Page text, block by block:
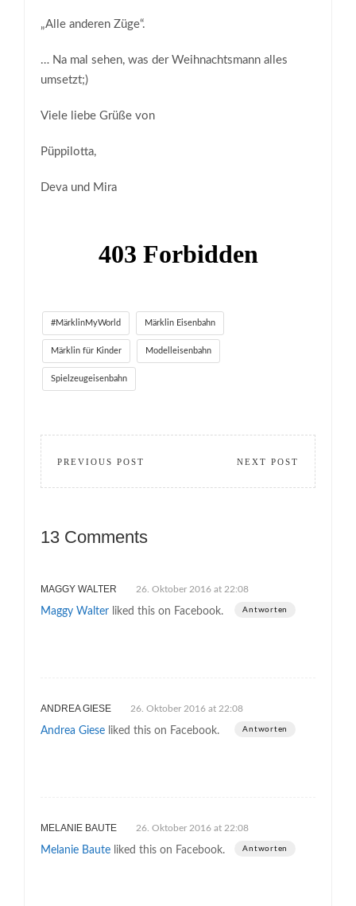
„Alle anderen Züge“.
… Na mal sehen, was der Weihnachtsmann alles
umsetzt;)
Viele liebe Grüße von
Püppilotta,
Deva und Mira
#MärklinMyWorld Märklin Eisenbahn
Märklin für Kinder Modelleisenbahn
Spielzeugeisenbahn
PREVIOUS POST NEXT POST
13 Comments
MAGGY WALTER 26. Oktober 2016 at 22:08
Antworten
Maggy Walter liked this on Facebook.
ANDREA GIESE 26. Oktober 2016 at 22:08
Antworten
Andrea Giese liked this on Facebook.
MELANIE BAUTE 26. Oktober 2016 at 22:08
Antworten
Melanie Baute liked this on Facebook.